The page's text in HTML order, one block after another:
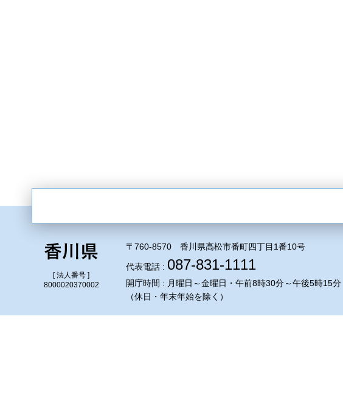
[ 法人番号 ]
8000020370002
〒760-8570 香川県高松市番町四丁目1番10号
代表電話 : 087-831-1111
開庁時間 : 月曜日～金曜日・午前8時30分～午後5時15分
（休日・年末年始を除く）